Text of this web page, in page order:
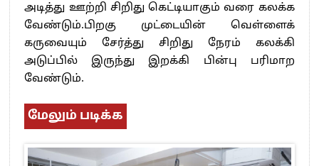
அடித்து ஊற்றி சிறிது கெட்டியாகும் வரை கலக்க
வேண்டும்.பிறகு முட்டையின் வெள்ளைக்
கருவையும் சேர்த்து சிறிது நேரம் கலக்கி
அடுப்பில் இருந்து இறக்கி பின்பு பரிமாற
வேண்டும்.
மேலும் படிக்க